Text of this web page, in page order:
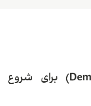
1.حساب دمو فارکس (Demo) برای شروع